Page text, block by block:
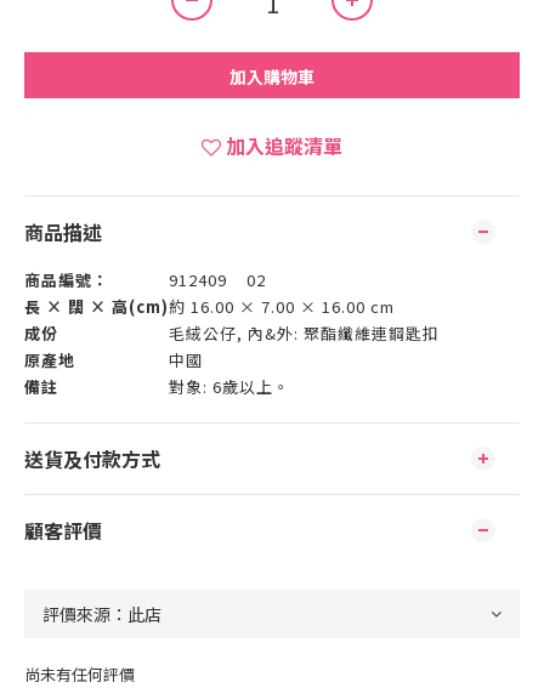
加入購物車
加入追蹤清單
商品描述
商品編號：
912409 02
長 × 闊 × 高(cm)約 16.00 × 7.00 × 16.00 cm
成份
毛絨公仔, 內&外: 聚酯纖維連鋼匙扣
原產地
中國
備註
對象: 6歲以上。
送貨及付款方式
顧客評價
尚未有任何評價